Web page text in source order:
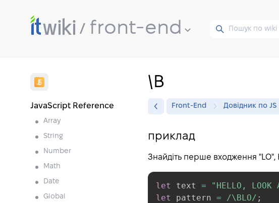
front-end
JavaScript Reference
Array
String
Number
Math
Date
Global
\B
Front-End Довідник по JS
приклад
Знайдіть перше входження "LO",
let text = "HELLO, LOOK
let pattern = /\BLO/ ;